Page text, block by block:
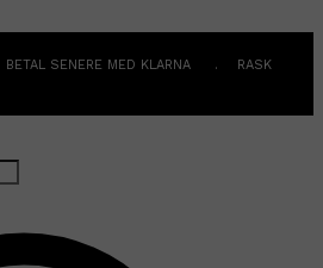
SENERE MED KLARNA . RASK